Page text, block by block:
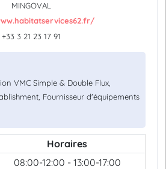
MINGOVAL
+33 3 21 23 17 91
VMC Simple & Double Flux,
Fournisseur d'équipements
Horaires
08:00-12:00 - 13:00-17:00